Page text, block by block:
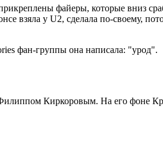
файеры, которые вниз
взяла у U2, сделала по-своему,
фан-группы она написала: "урод".
Киркоровым. На его фоне